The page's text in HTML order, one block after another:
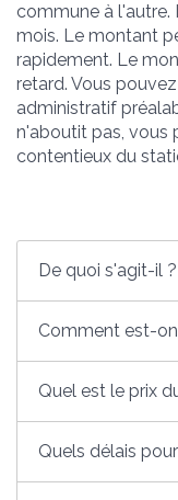
commune à l'autre.
mois. Le montant
rapidement. Le
retard. Vous
administratif
n'aboutit pas, vous
contentieux du
De quoi s'agit-il ?
Comment est-
Quel est le prix
Quels délais